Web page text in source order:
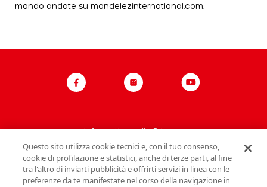
mondo andate su mondelezinternational.com.
Informativa sulla Privacy
Politica del sito
Contatti Mondelez Italia
Questo sito utilizza cookie tecnici e, con il tuo consenso,
cookie di profilazione e statistici, anche di terze parti, al fine
tra l'altro di inviarti pubblicità e offrirti servizi in linea con le
preferenze da te manifestate nel corso della navigazione in